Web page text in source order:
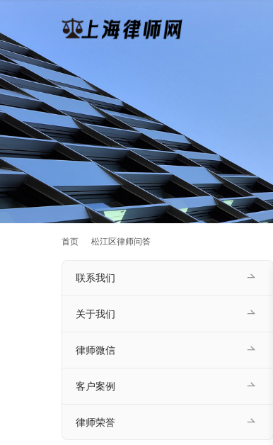
首页 松江区律师问答
联系我们
关于我们
律师微信
客户案例
律师荣誉